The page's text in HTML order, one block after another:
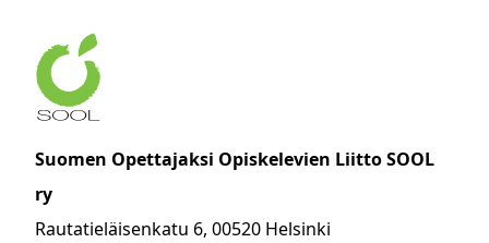
Suomen Opettajaksi Opiskelevien Liitto SOOL
ry
Rautatieläisenkatu 6, 00520 Helsinki